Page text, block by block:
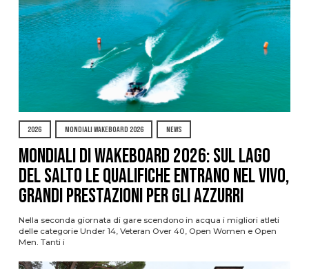
2026 MONDIALI WAKEBOARD 2026 NEWS
Mondiali di Wakeboard 2026: sul Lago
del Salto le qualifiche entrano nel vivo,
grandi prestazioni per gli azzurri
Nella seconda giornata di gare scendono in acqua i migliori atleti
delle categorie Under 14, Veteran Over 40, Open Women e Open
Men. Tanti i